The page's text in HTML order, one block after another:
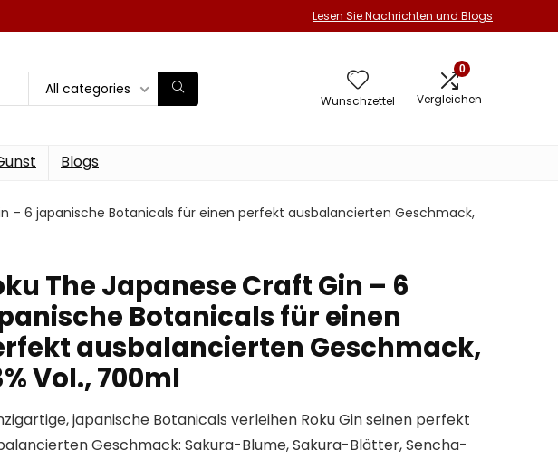
Lesen Sie Nachrichten und Blogs
All categories
Wunschzettel
0
Vergleichen
Blogs
– 6 japanische Botanicals für einen perfekt ausbalancierten Geschmack,
The Japanese Craft Gin – 6
Botanicals für einen
ausbalancierten Geschmack,
Vol., 700ml
japanische Botanicals verleihen Roku Gin seinen perfekt
Geschmack: Sakura-Blume, Sakura-Blätter, Sencha-